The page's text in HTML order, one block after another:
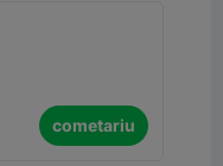
cometariu